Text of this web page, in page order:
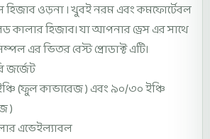
হিজাব ওড়না । খুবই নরম এবং কমফোর্টেবল
কালার হিজাব। যা আপনার ড্রেস এর সাথে
এর ভিতর বেস্ট প্রোডাক্ট এটি।
জর্জেট
(ফুল কাভারেজ ) এবং ৯০/৩০ ইঞ্চি
)
এভেইল্যাবল